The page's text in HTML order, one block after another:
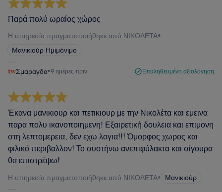
Παρά πολύ ωραίος χώρος
Η υπηρεσία πραγματοποιήθηκε από ΝΙΚΟΛΕΤΑ•
Μανικιούρ Ημιμόνιμο
Σμαραγδα•9 ημέρες πριν Επαληθευμένη αξιολόγηση
Έκανα μανικιουρ και πετικιουρ με την Νικολέτα και εμεινα
παρα πολυ ικανοποιημενη! Εξαιρετική δουλεια και επιμονη
στη λεπτομερεια, δεν εχω λογια!!! Όμορφος χωρος και
φιλικό περιβαλλον! Το συστήνω ανεπιφύλακτα και σίγουρα
θα επιστρέψω!
Η υπηρεσία πραγματοποιήθηκε από ΝΙΚΟΛΕΤΑ• Μανικιούρ